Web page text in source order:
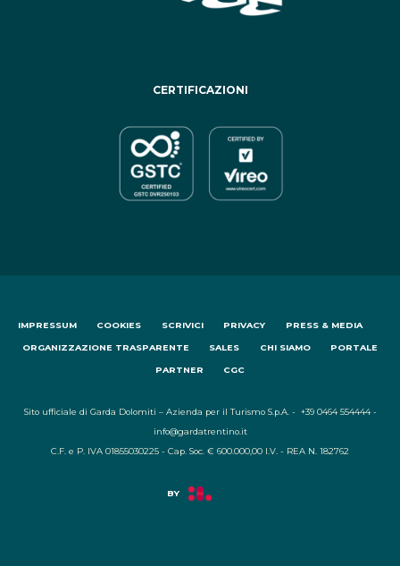
CERTIFICAZIONI
IMPRESSUM COOKIES SCRIVICI PRIVACY PRESS & MEDIA
ORGANIZZAZIONE TRASPARENTE SALES CHI SIAMO PORTALE
PARTNER CGC
Sito ufficiale di Garda Dolomiti – Azienda per il Turismo S.p.A. - +39 0464 554444 -
info@gardatrentino.it
C.F. e P. IVA 01855030225 - Cap. Soc. € 600.000,00 I.V. - REA N. 182762